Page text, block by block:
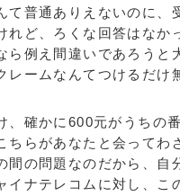
て普通ありえないのに、
れど、ろくな回答はなか
ら例え間違いであろう
ームなんてつけるだけ
確かに600元がうちの
ちらがあなたと会ってわ
間の問題なのだから、自
イナテレコムに対し、こ